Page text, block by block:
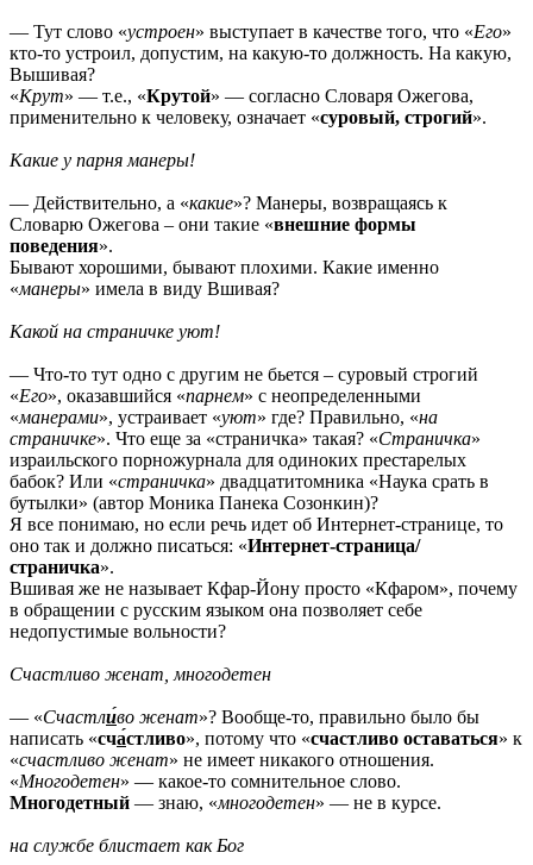
— Тут слово «устроен» выступает в качестве того, что «Его»
кто-то устроил, допустим, на какую-то должность. На какую,
Вышивая?
«Крут» — т.е., «Крутой» — согласно Словаря Ожегова,
применительно к человеку, означает «суровый, строгий».
Какие у парня манеры!
— Действительно, а «какие»? Манеры, возвращаясь к
Словарю Ожегова – они такие «внешние формы
поведения».
Бывают хорошими, бывают плохими. Какие именно
«манеры» имела в виду Вшивая?
Какой на страничке уют!
— Что-то тут одно с другим не бьется – суровый строгий
«Его», оказавшийся «парнем» с неопределенными
«манерами», устраивает «уют» где? Правильно, «на
страничке». Что еще за «страничка» такая? «Страничка»
израильского порножурнала для одиноких престарелых
бабок? Или «страничка» двадцатитомника «Наука срать в
бутылки» (автор Моника Панека Созонкин)?
Я все понимаю, но если речь идет об Интернет-странице, то
оно так и должно писаться: «Интернет-страница/
страничка».
Вшивая же не называет Кфар-Йону просто «Кфаром», почему
в обращении с русским языком она позволяет себе
недопустимые вольности?
Счастливо женат, многодетен
— «Счастли́во женат»? Вообще-то, правильно было бы
написать «сча́стливо», потому что «счастливо оставаться» к
«счастливо женат» не имеет никакого отношения.
«Многодетен» — какое-то сомнительное слово.
Многодетный — знаю, «многодетен» — не в курсе.
на службе блистает как Бог